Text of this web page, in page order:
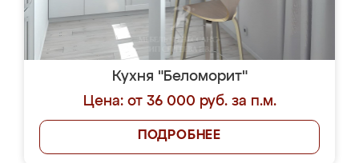
Кухня "Беломорит"
Цена: от 36 000 руб. за п.м.
ПОДРОБНЕЕ